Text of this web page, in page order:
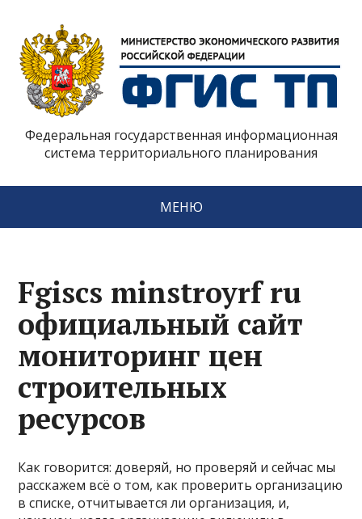
Федеральная государственная информационная
система территориального планирования
МЕНЮ
Fgiscs minstroyrf ru
официальный сайт
мониторинг цен
строительных
ресурсов
Как говорится: доверяй, но проверяй и сейчас мы
расскажем всё о том, как проверить организацию
в списке, отчитывается ли организация, и,